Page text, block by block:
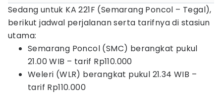
Sedang untuk KA 221F (Semarang Poncol – Tegal),
berikut jadwal perjalanan serta tarifnya di stasiun
utama:
Semarang Poncol (SMC) berangkat pukul
21.00 WIB – tarif Rp110.000
Weleri (WLR) berangkat pukul 21.34 WIB –
tarif Rp110.000